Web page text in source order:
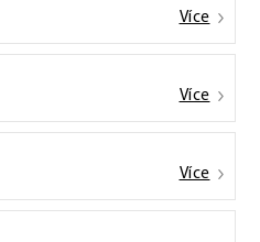
Více
Více
Více